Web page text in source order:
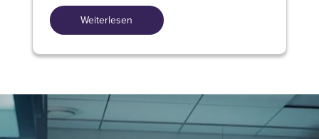
Weiterlesen